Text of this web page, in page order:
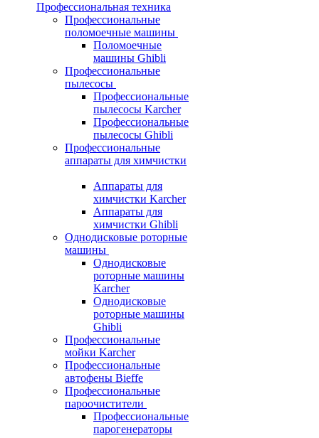
Профессиональная техника
Профессиональные
поломоечные машины
Поломоечные
машины Ghibli
Профессиональные
пылесосы
Профессиональные
пылесосы Karcher
Профессиональные
пылесосы Ghibli
Профессиональные
аппараты для химчистки
Аппараты для
химчистки Karcher
Аппараты для
химчистки Ghibli
Однодисковые роторные
машины
Однодисковые
роторные машины
Karcher
Однодисковые
роторные машины
Ghibli
Профессиональные
мойки Karcher
Профессиональные
автофены Bieffe
Профессиональные
пароочистители
Профессиональные
парогенераторы